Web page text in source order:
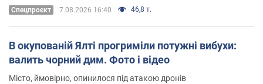
Cпецпроєкт 7.08.2026 16:40 46,8 т.
В окупованій Ялті прогриміли потужні вибухи:
валить чорний дим. Фото і відео
Місто, ймовірно, опинилося під атакою дронів